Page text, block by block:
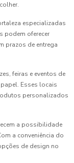
especializadas
podem oferecer
prazos de entrega
feiras e eventos de
Esses locais
personalizados
a possibilidade
a conveniência do
de design no